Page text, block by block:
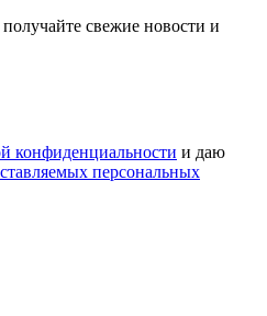
свежие новости и
конфиденциальности и даю
персональных